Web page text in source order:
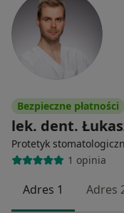
Bezpieczne płatności
lek. dent.
Protetyk
1 opinia
Adres 1 Adres